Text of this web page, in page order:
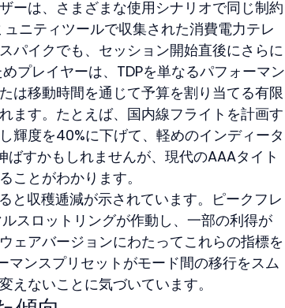
ーは、さまざまな使用シナリオで同じ制約
ニティツールで収集された消費電力テレ
パイクでも、セッション開始直後にさらに
プレイヤーは、TDPを単なるパフォーマン
は移動時間を通じて予算を割り当てる有限
ます。たとえば、国内線フライトを計画す
輝度を40%に下げて、軽めのインディータ
すかもしれませんが、現代のAAAタイト
ことがわかります。
と収穫逓減が示されています。ピークフレ
スロットリングが作動し、一部の利得が
ェアバージョンにわたってこれらの指標を
ンスプリセットがモード間の移行をスム
ないことに気づいています。